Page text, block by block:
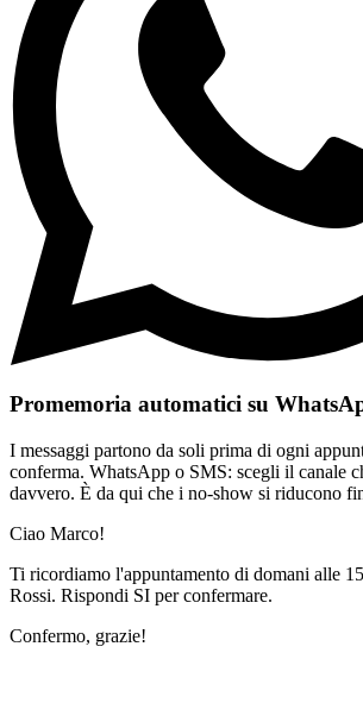
Promemoria automatici su
I messaggi partono da soli prima di ogni
conferma. WhatsApp o SMS: scegli il canale
davvero. È da qui che i no-show si riducono
Ciao Marco!
Ti ricordiamo l'appuntamento di domani alle
Rossi. Rispondi SI per confermare.
Confermo, grazie!